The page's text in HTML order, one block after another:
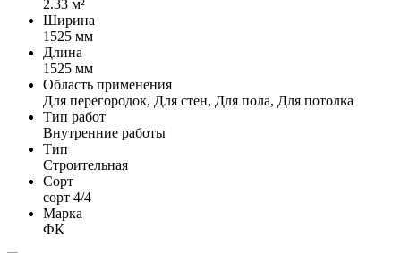
2.33 м²
Ширина
1525 мм
Длина
1525 мм
Область применения
Для перегородок, Для стен, Для пола, Для потолка
Тип работ
Внутренние работы
Тип
Строительная
Сорт
сорт 4/4
Марка
ФК